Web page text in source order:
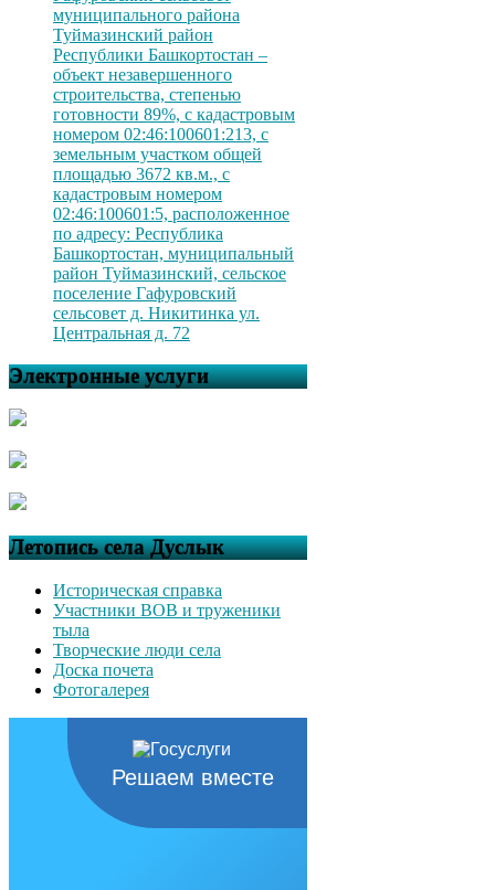
муниципального района
Туймазинский район
Республики Башкортостан –
объект незавершенного
строительства, степенью
готовности 89%, с кадастровым
номером 02:46:100601:213, с
земельным участком общей
площадью 3672 кв.м., с
кадастровым номером
02:46:100601:5, расположенное
по адресу: Республика
Башкортостан, муниципальный
район Туймазинский, сельское
поселение Гафуровский
сельсовет д. Никитинка ул.
Центральная д. 72
Электронные услуги
Летопись села Дуслык
Историческая справка
Участники ВОВ и труженики
тыла
Творческие люди села
Доска почета
Фотогалерея
Решаем вместе